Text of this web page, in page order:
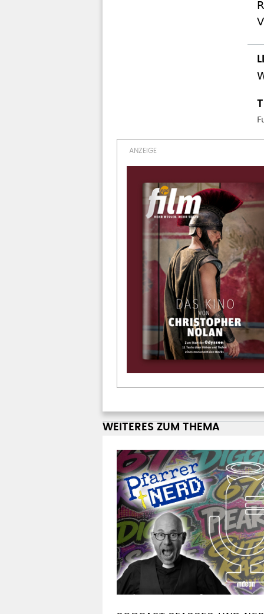
WEITERES ZUM THEMA
PODCAST PFARRER UND
Vom Jugendwort
Odyssee zum CSD